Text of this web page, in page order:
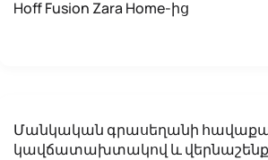
Hoff Fusion Zara Home-ից
Մանկական գրասեղանի
կավճատախտակով և